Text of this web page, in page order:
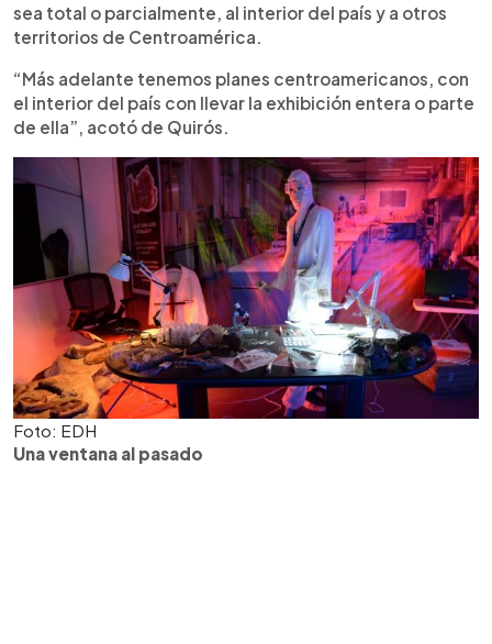
sea total o parcialmente, al interior del país y a otros
territorios de Centroamérica.
“Más adelante tenemos planes centroamericanos, con
el interior del país con llevar la exhibición entera o parte
de ella”, acotó de Quirós.
Foto: EDH
Una ventana al pasado